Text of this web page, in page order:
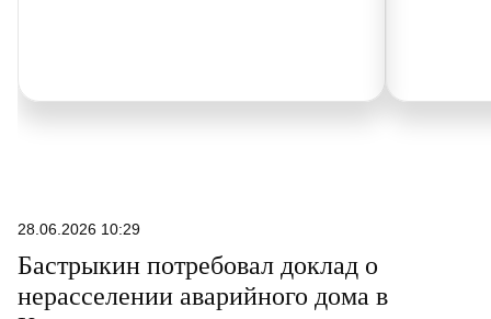
28.06.2026 10:29
Бастрыкин потребовал доклад о
нерасселении аварийного дома в